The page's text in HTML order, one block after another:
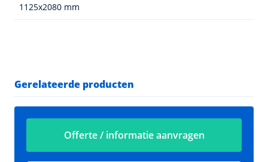
1125x2080 mm
Gerelateerde producten
Offerte / informatie aanvragen